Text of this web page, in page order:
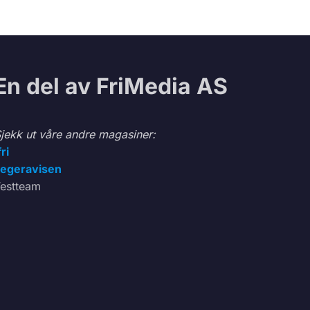
del av FriMedia AS
ut våre andre magasiner: